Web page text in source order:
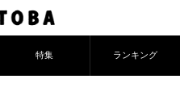
特集 ランキング